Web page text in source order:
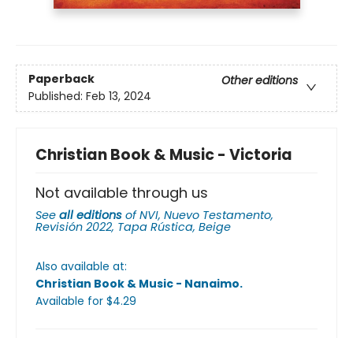
Paperback
Other editions
Published: Feb 13, 2024
Christian Book & Music - Victoria
Not available through us
See all editions ofNVI, Nuevo Testamento,
Revisión 2022, Tapa Rústica, Beige
Also available at:
Christian Book & Music - Nanaimo.
Available for $4.29